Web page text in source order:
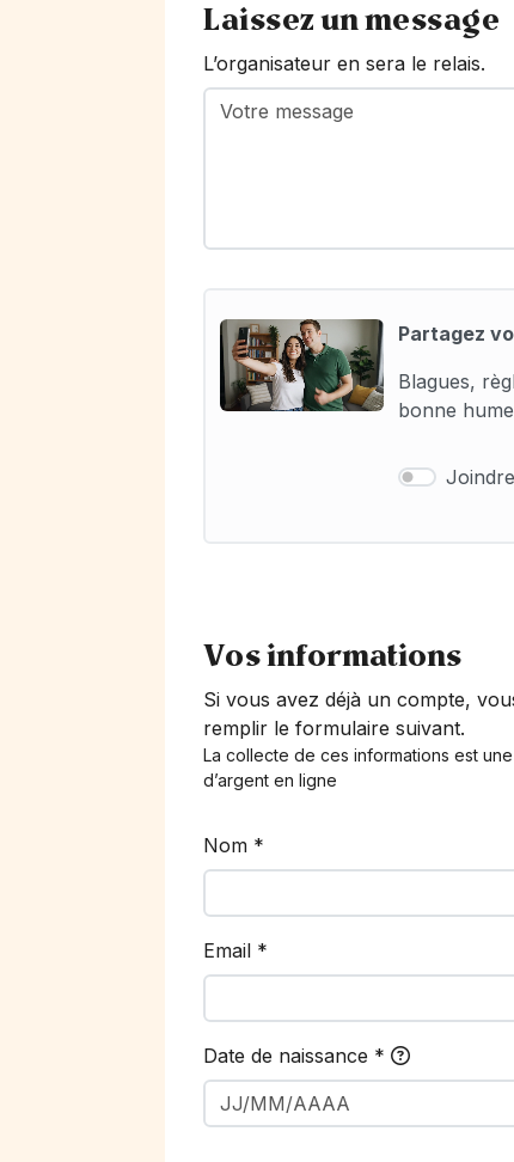
Laissez un message
L’organisateur en sera le relais.
Partagez
Blagues,
bonne
Vos informations
Si vous avez déjà un compte,
remplir le formulaire suivant.
La collecte de ces informations est
d’argent en ligne
Nom *
Email *
Date de naissance *